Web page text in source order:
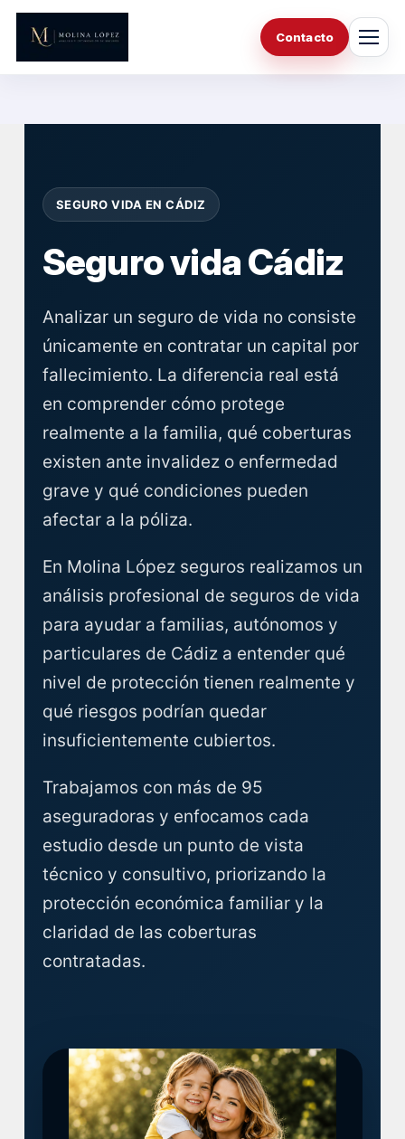
Saltar
contenido
Contacto
SEGURO VIDA EN CÁDIZ
Seguro vida Cádiz
Analizar un seguro de vida no consiste
únicamente en contratar un capital por
fallecimiento. La diferencia real está
en comprender cómo protege
realmente a la familia, qué coberturas
existen ante invalidez o enfermedad
grave y qué condiciones pueden
afectar a la póliza.
En Molina López seguros realizamos un
análisis profesional de seguros de vida
para ayudar a familias, autónomos y
particulares de Cádiz a entender qué
nivel de protección tienen realmente y
qué riesgos podrían quedar
insuficientemente cubiertos.
Trabajamos con más de 95
aseguradoras y enfocamos cada
estudio desde un punto de vista
técnico y consultivo, priorizando la
protección económica familiar y la
claridad de las coberturas
contratadas.